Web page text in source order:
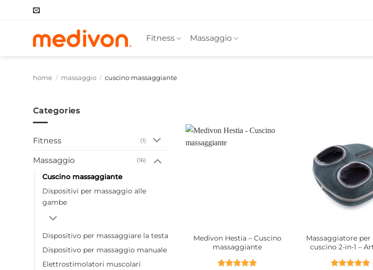
Fitness Massaggio
home / massaggio / cuscino massaggiante
Categories
Fitness (1)
Massaggio (16)
Cuscino massaggiante
Dispositivi per massaggio alle
gambe
Dispositivo per massaggiare la testa
Dispositivo per massaggio manuale
Elettrostimolatori muscolari
Medivon Hestia – Cuscino
massaggiante
Massaggiatore per
cuscino 2-in-1 –